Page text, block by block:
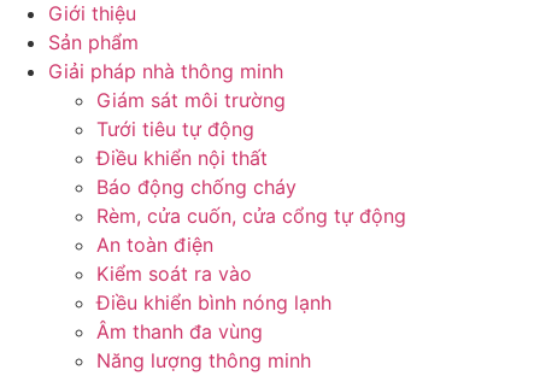
Giới thiệu
Sản phẩm
Giải pháp nhà thông minh
Giám sát môi trường
Tưới tiêu tự động
Điều khiển nội thất
Báo động chống cháy
Rèm, cửa cuốn, cửa cổng tự động
An toàn điện
Kiểm soát ra vào
Điều khiển bình nóng lạnh
Âm thanh đa vùng
Năng lượng thông minh